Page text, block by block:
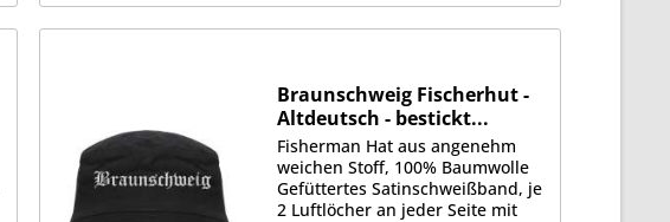
Braunschweig Fischerhut -
Altdeutsch - bestickt...
Fisherman Hat aus angenehm
weichen Stoff, 100% Baumwolle
Gefüttertes Satinschweißband, je
2 Luftlöcher an jeder Seite mit